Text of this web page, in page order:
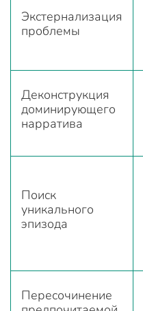
Экстернализация
проблемы
Деконструкция
доминирующего
нарратива
Поиск
уникального
эпизода
Пересочинение